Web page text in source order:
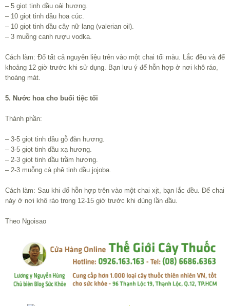
– 5 giọt tinh dầu oải hương.
– 10 giọt tinh dầu hoa cúc.
– 10 giọt tinh dầu cây nữ lang (valerian oil).
– 3 muỗng canh rượu vodka.
Cách làm: Đổ tất cả nguyên liệu trên vào một chai tối màu. Lắc đều và để
khoảng 12 giờ trước khi sử dụng. Bạn lưu ý để hỗn hợp ở nơi khô ráo,
thoáng mát.
5. Nước hoa cho buổi tiệc tối
Thành phần:
– 3-5 giọt tinh dầu gỗ đàn hương.
– 3-5 giọt tinh dầu xạ hương.
– 2-3 giọt tinh dầu trầm hương.
– 2-3 muỗng cà phê tinh dầu jojoba.
Cách làm: Sau khi đổ hỗn hợp trên vào một chai xịt, bạn lắc đều. Để chai
này ở nơi khô ráo trong 12-15 giờ trước khi dùng lần đầu.
Theo Ngoisao